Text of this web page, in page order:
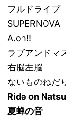
フルドライブ
SUPERNOVA
A.oh!!
ラブアンドマ
右脳左脳
ないものねだ
Ride on Natsu
夏蝉の音